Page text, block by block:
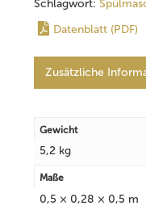
Schlagwort:
Datenblatt (PDF)
Zusätzliche
Gewicht
5,2 kg
Maße
0,5 × 0,28 × 0,5 m